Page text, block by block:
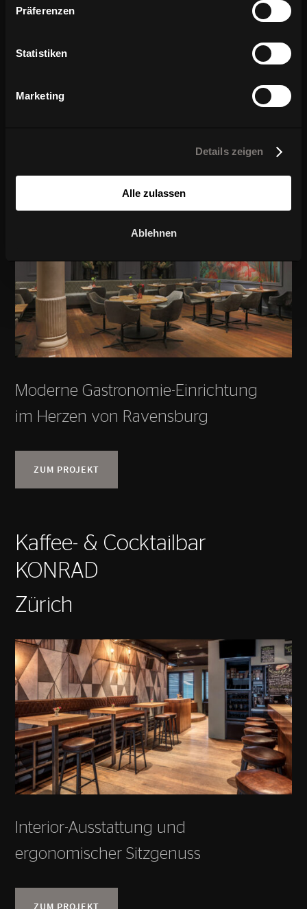
Präferenzen
Statistiken
Marketing
Details zeigen
Alle zulassen
Ablehnen
ZUM PROJEKT
Moderne Gastronomie-Einrichtung
im Herzen von Ravensburg
ZUM PROJEKT
Kaffee- & Cocktailbar
KONRAD
Zürich
Interior-Ausstattung und
ergonomischer Sitzgenuss
ZUM PROJEKT